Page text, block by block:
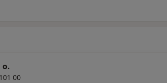
o.
101 00